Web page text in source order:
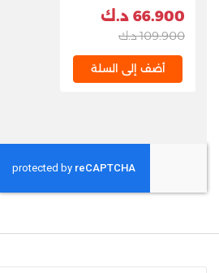
برو 3 – ابيض
66.900 د.ك
109.900 د.ك
أضف إلى السلة